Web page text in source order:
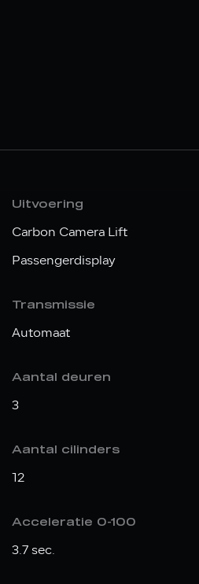
Uitvoering
Carbon Camera Lift
Passengerdisplay
Transmissie
Automaat
Aantal deuren
3
Aantal cilinders
12
Acceleratie 0-100
3.7 sec.